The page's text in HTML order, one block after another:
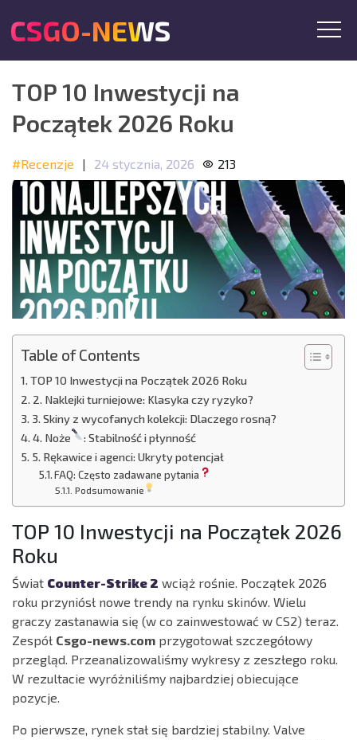
CSGO-NEWS
TOP 10 Inwestycji na
Początek 2026 Roku
#Recenzje | 24 stycznia, 2026 213
Table of Contents
TOP 10 Inwestycji na Początek 2026 Roku
2. Naklejki turniejowe: Klasyka czy ryzyko?
3. Skiny z wycofanych kolekcji: Dlaczego rosną?
4. Noże
: Stabilność i płynność
5. Rękawice i agenci: Ukryty potencjał
FAQ: Często zadawane pytania
Podsumowanie
TOP 10 Inwestycji na Początek 2026
Roku
Świat Counter-Strike 2 wciąż rośnie. Początek 2026
roku przyniósł nowe trendy na rynku skinów. Wielu
graczy zastanawia się (w co zainwestować w CS2) teraz.
Zespół Csgo-news.com przygotował szczegółowy
przegląd. Przeanalizowaliśmy wykresy z zeszłego roku.
W rezultacie wyróżniliśmy najbardziej obiecujące
pozycje.
Po pierwsze, rynek stał się bardziej stabilny. Valve